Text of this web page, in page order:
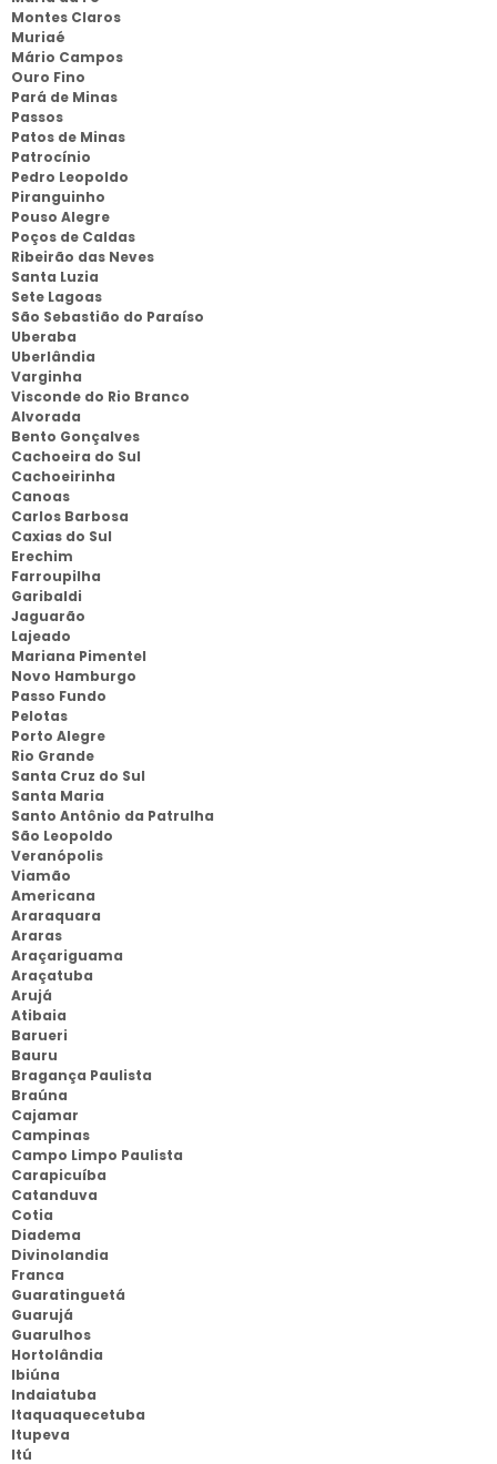
Montes Claros
Muriaé
Mário Campos
Ouro Fino
Pará de Minas
Passos
Patos de Minas
Patrocínio
Pedro Leopoldo
Piranguinho
Pouso Alegre
Poços de Caldas
Ribeirão das Neves
Santa Luzia
Sete Lagoas
São Sebastião do Paraíso
Uberaba
Uberlândia
Varginha
Visconde do Rio Branco
Alvorada
Bento Gonçalves
Cachoeira do Sul
Cachoeirinha
Canoas
Carlos Barbosa
Caxias do Sul
Erechim
Farroupilha
Garibaldi
Jaguarão
Lajeado
Mariana Pimentel
Novo Hamburgo
Passo Fundo
Pelotas
Porto Alegre
Rio Grande
Santa Cruz do Sul
Santa Maria
Santo Antônio da Patrulha
São Leopoldo
Veranópolis
Viamão
Americana
Araraquara
Araras
Araçariguama
Araçatuba
Arujá
Atibaia
Barueri
Bauru
Bragança Paulista
Braúna
Cajamar
Campinas
Campo Limpo Paulista
Carapicuíba
Catanduva
Cotia
Diadema
Divinolandia
Franca
Guaratinguetá
Guarujá
Guarulhos
Hortolândia
Ibiúna
Indaiatuba
Itaquaquecetuba
Itupeva
Itú